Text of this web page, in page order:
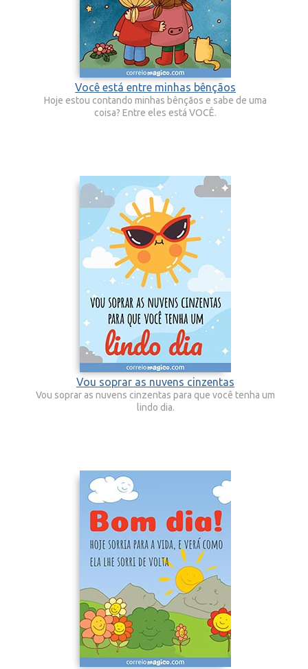
Você está entre minhas bênçãos
Hoje estou contando minhas bênçãos e sabe de uma
coisa? Entre eles está VOCÊ.
Vou soprar as nuvens cinzentas
Vou soprar as nuvens cinzentas para que você tenha um
lindo dia.